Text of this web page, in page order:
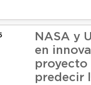
NASA y
en
proyecto
predecir